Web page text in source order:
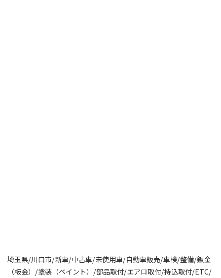
埼玉県/川口市/新車/中古車/未使用車/自動車販売/車検/整備/鈑金
（板金）/塗装（ペイント）/部品取付/エアロ取付/持込取付/ETC/